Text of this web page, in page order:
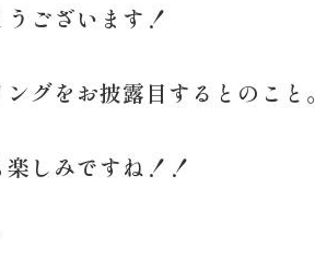
ございます！
グをお披露目するとのこと。
楽しみですね！！